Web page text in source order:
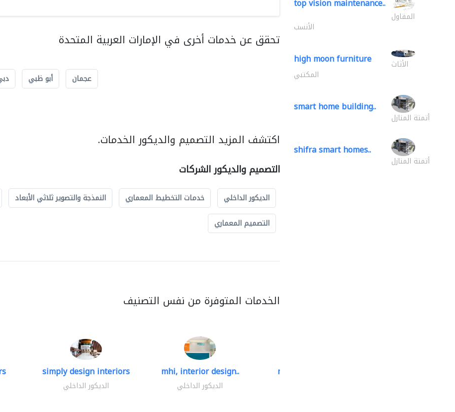
تحقق عن خدمات أخرى في الإمارات العربية المتحدة
عجمان أبو ظبي
اكتشف المزيد التصميم والديكور الخدمات.
التصميم والديكور الشركات
الديكور الداخلي خدمات التخطيط المعماري النمذجة والتصوير ثلاثي الأبعاد
التصميم المعماري
الخدمات المتوفرة من نفس التصنيف
simply design interiors
الديكور الداخلي
mhi, interior design..
الديكور الداخلي
neo space interiors
top vision maintenance..
المقاول
الأنسب
high moon furniture الأثاث
المكتبي
smart home building..
أتمتة المنازل
shifra smart homes..
أتمتة المنازل